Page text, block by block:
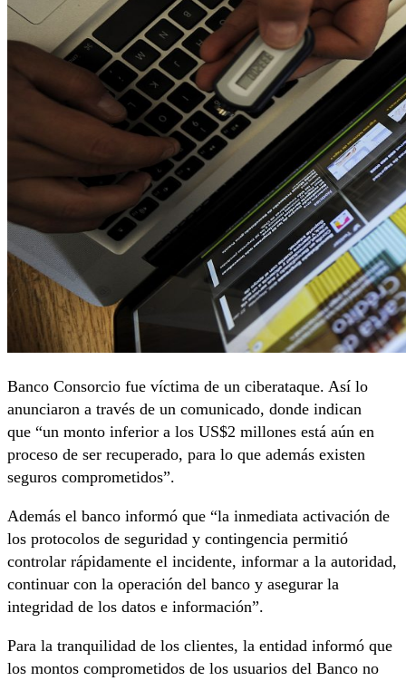
Banco Consorcio fue víctima de un ciberataque. Así lo
anunciaron a través de un comunicado, donde indican
que “un monto inferior a los US$2 millones está aún en
proceso de ser recuperado, para lo que además existen
seguros comprometidos”.
Además el banco informó que “la inmediata activación de
los protocolos de seguridad y contingencia permitió
controlar rápidamente el incidente, informar a la autoridad,
continuar con la operación del banco y asegurar la
integridad de los datos e información”.
Para la tranquilidad de los clientes, la entidad informó que
los montos comprometidos de los usuarios del Banco no